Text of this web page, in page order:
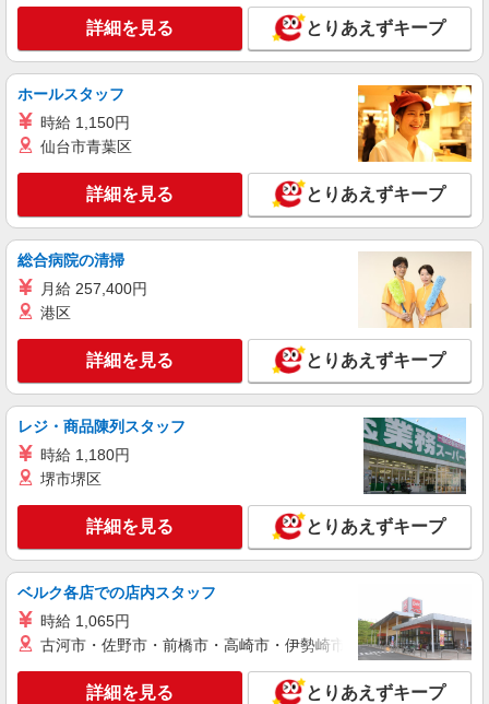
により時給を見直します。 ※アルバイト賞与（寸
志）：あり 年2回。勤続年数により金額UP。
アシステッドリビング湘南佐島 （神奈川県横
須賀市佐島の丘1-2-10）
キープ 詳細を見る
アルバイト パート
すき家 134号横須賀池田店
すき家の店舗スタッフ（接客・調理・清掃な
ど）
時給1,250円 ※22:00〜翌5:00：時給1,563円 ※
高校生時給1,225円 ※早朝手当（5:00〜9:00）時給
詳細を見る
パート
ピザハット 久里浜店
ピザの宅配／デリバリー・配達
時給1,250円以上 平日 時給1,250円以上 土日・
祝日 時給1,250円以上 高校生 時給1,250円以上
神奈川県横須賀市久里浜4-15-8 中島ビル1Ｆ
キープ 詳細を見る
アルバイト パート
なか卯 横須賀大矢部店
接客・調理スタッフ（簡単な接客・調理・清
時給1250円 22:00〜翌5:00：時給1563円 高校
詳細を見る とりあえずキープ
ホールスタッフ
時給 1,150円
仙台市青葉区
詳細を見る とりあえずキープ
総合病院の清掃
月給 257,400円
港区
詳細を見る とりあえずキープ
レジ・商品陳列スタッフ
時給 1,180円
堺市堺区
詳細を見る とりあえずキープ
ベルク各店での店内スタッフ
時給 1,065円
古河市・佐野市・前橋市・高崎市・伊勢崎市・太田市・館林市
詳細を見る とりあえずキープ